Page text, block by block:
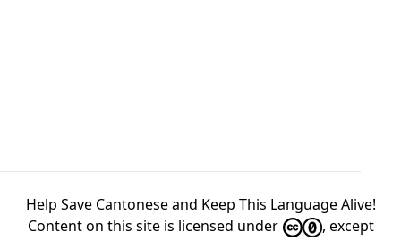
Help Save Cantonese and Keep This Language Alive!
Content on this site is licensed under
, except